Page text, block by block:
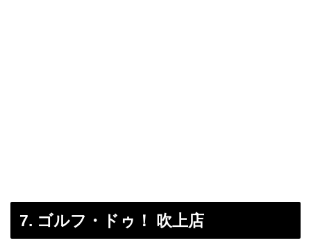
7. ゴルフ・ドゥ！ 吹上店